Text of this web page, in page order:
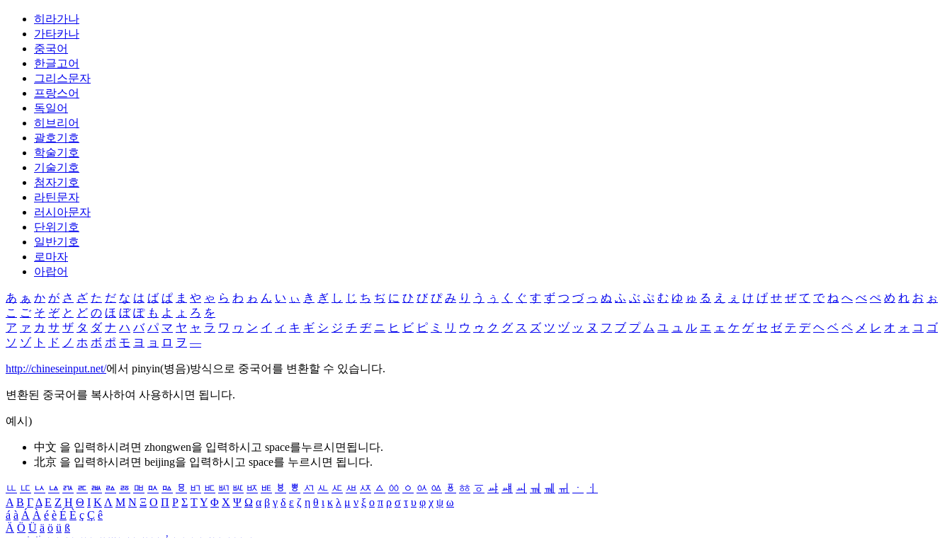
히라가나
가타카나
중국어
한글고어
그리스문자
프랑스어
독일어
히브리어
괄호기호
학술기호
기술기호
첨자기호
라틴문자
러시아문자
단위기호
일반기호
로마자
아랍어
あ ぁ か が さ ざ た だ な は ば ぱ ま や ゃ ら わ ゎ ん い ぃ き ぎ し じ ち ぢ に ひ び ぴ み り う ぅ く ぐ す ず つ づ っ ぬ ふ ぶ ぷ む ゆ ゅ る え ぇ け げ せ ぜ て で ね へ べ ぺ め れ お ぉ
こ ご そ ぞ と ど の ほ ぼ ぽ も よ ょ ろ を
ア ァ カ サ ザ タ ダ ナ ハ バ パ マ ヤ ャ ラ ワ ヮ ン イ ィ キ ギ シ ジ チ ヂ ニ ヒ ビ ピ ミ リ ウ ゥ ク グ ス ズ ツ ヅ ッ ヌ フ ブ プ ム ユ ュ ル エ ェ ケ ゲ セ ゼ テ デ ヘ ベ ペ メ レ オ ォ コ ゴ
ソ ゾ ト ド ノ ホ ボ ポ モ ヨ ョ ロ ヲ ―
http://chineseinput.net/에서 pinyin(병음)방식으로 중국어를 변환할 수 있습니다.
변환된 중국어를 복사하여 사용하시면 됩니다.
예시)
中文 을 입력하시려면 zhongwen을 입력하시고 space를누르시면됩니다.
北京 을 입력하시려면 beijing을 입력하시고 space를 누르시면 됩니다.
ㅥ ㅦ ㅧ ㅨ ㅩ ㅪ ㅫ ㅬ ㅭ ㅮ ㅯ ㅰ ㅱ ㅲ ㅳ ㅴ ㅵ ㅶ ㅷ ㅸ ㅹ ㅺ ㅻ ㅼ ㅽ ㅾ ㅿ ㆀ ㆁ ㆂ ㆃ ㆄ ㆅ ㆆ ㆇ ㆈ ㆉ ㆊ ㆋ ㆌ ㆍ
ㆎ
Α Β ΓΔ Ε Ζ Η Θ Ι ΚΛ Μ Ν Ξ Ο Π Ρ Σ ΤΥ Φ Χ Ψ Ω α β γ δ ε ζ η θ ι κ λ μ ν ξ ο π ρ σ τ υ φ χ ψ ω
á à Á À é è É È ç Ç ê
Ä Ö Ü ä ö ü ß